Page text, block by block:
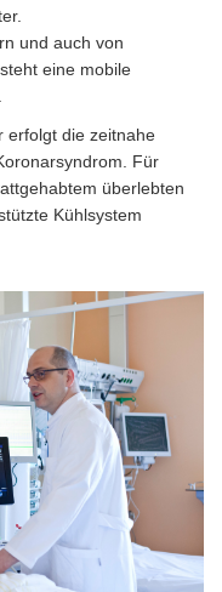
und auch von
eine mobile
erfolgt die zeitnahe
Für
überlebten
Kühlsystem